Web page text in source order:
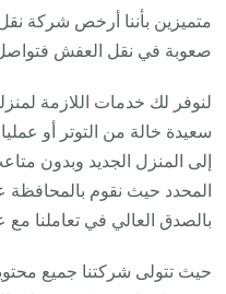
متميزين بأننا أرخص شركة
صعوبة في نقل العفش فتواصل معنا
لنوفر لك خدمات اللازمة
سعيدة خالة من التوتر أو
إلى المنزل الجديد وبدون
المحدد حيث نقوم بالمحافظة
بالصدق العالي في تعاملنا
حيث تتولى شركتنا جميع